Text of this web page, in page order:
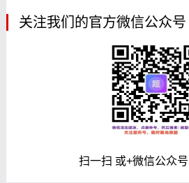
关注我们的官方微信公众号
扫一扫 或+微信公众